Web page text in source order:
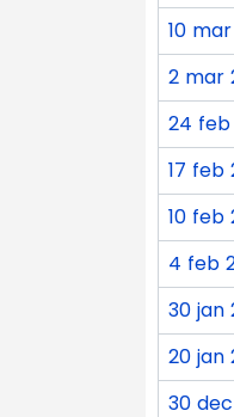
10
2 mar
24
17 feb
10 feb
4 feb
30 jan
20 jan
30